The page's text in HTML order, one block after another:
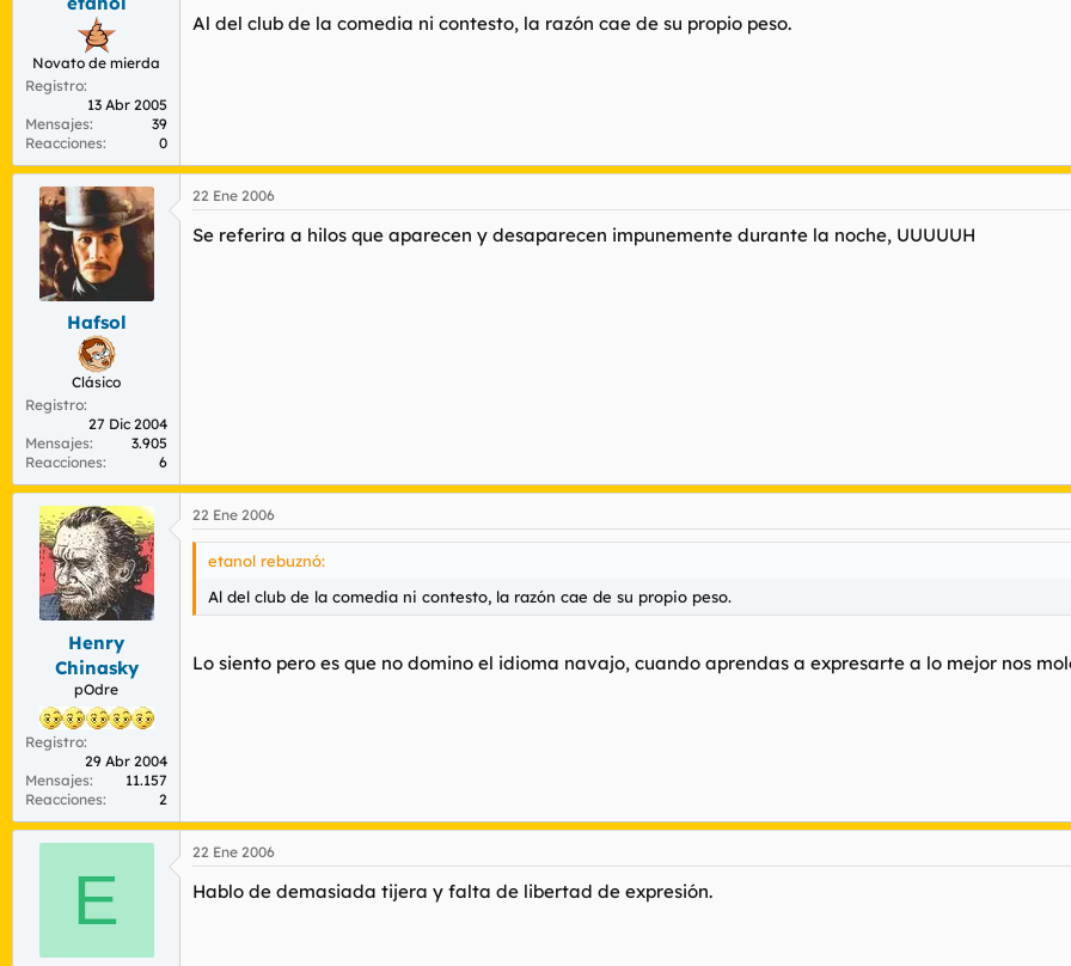
Novato de mierda
Registro
13 Abr 2005
Mensajes
39
Reacciones
0
Al del club de la comedia ni contesto, la razón cae de su propio peso.
Hafsol
Clásico
Registro
27 Dic 2004
Mensajes
3.905
Reacciones
6
22 Ene 2006
Se referira a hilos que aparecen y desaparecen impunemente durante la noche, UUUUUH
Henry
Chinasky
pOdre
Registro
29 Abr 2004
Mensajes
11.157
Reacciones
2
22 Ene 2006
etanol rebuznó:
Al del club de la comedia ni contesto, la razón cae de su propio peso.
Lo siento pero es que no domino el idioma navajo, cuando aprendas a expresarte a lo mejor nos
E
22 Ene 2006
Hablo de demasiada tijera y falta de libertad de expresión.